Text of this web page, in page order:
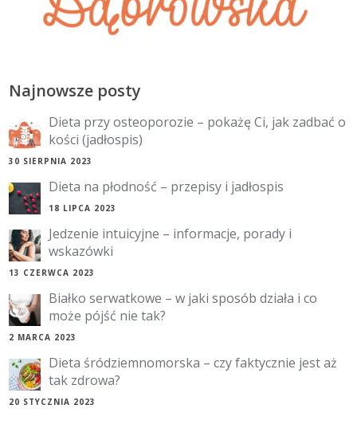
Najnowsze posty
Dieta przy osteoporozie – pokażę Ci, jak zadbać o
kości (jadłospis)
30 SIERPNIA 2023
Dieta na płodność – przepisy i jadłospis
18 LIPCA 2023
Jedzenie intuicyjne – informacje, porady i
wskazówki
13 CZERWCA 2023
Białko serwatkowe – w jaki sposób działa i co
może pójść nie tak?
2 MARCA 2023
Dieta śródziemnomorska – czy faktycznie jest aż
tak zdrowa?
20 STYCZNIA 2023